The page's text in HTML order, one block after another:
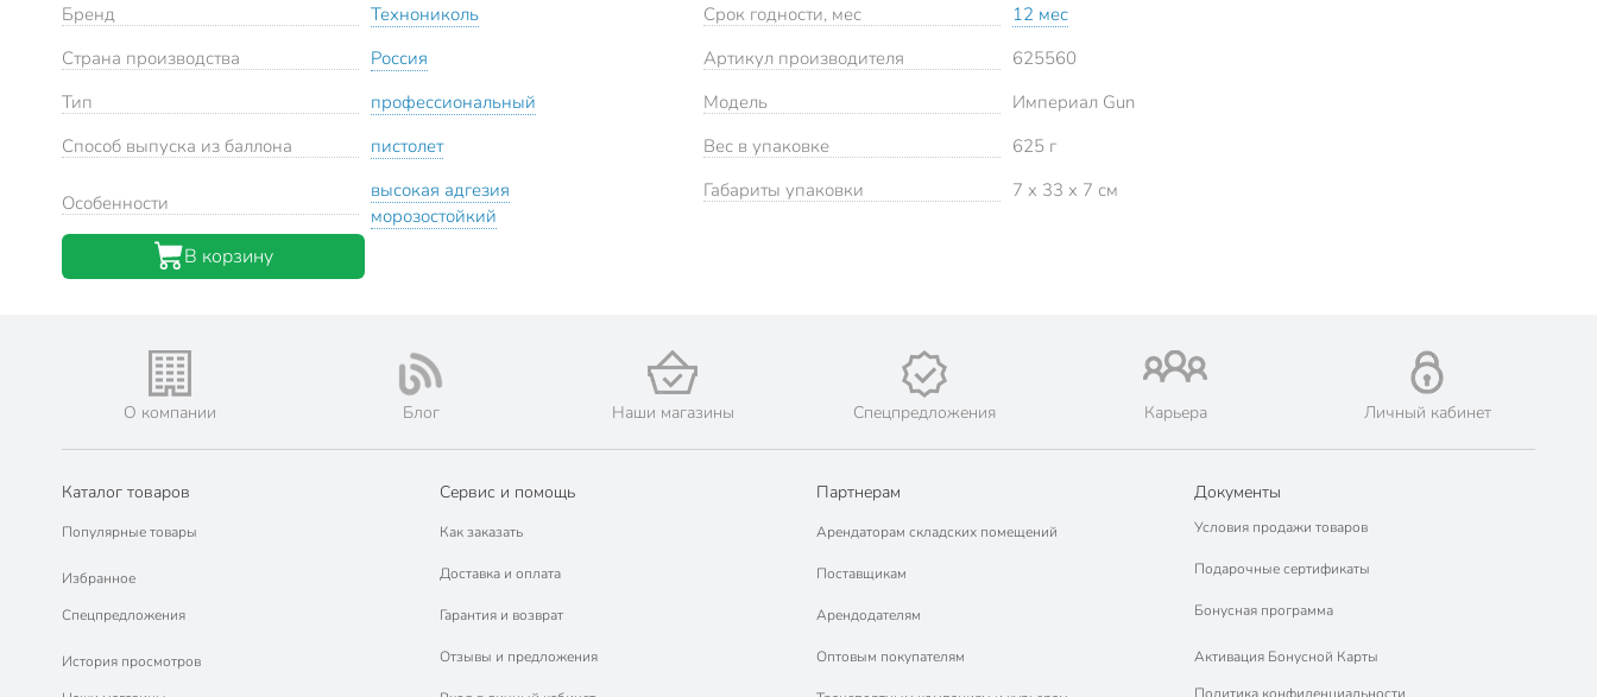
Бренд
Технониколь
Страна производства
Россия
Тип
профессиональный
Способ выпуска из баллона
пистолет
Особенности
высокая адгезия
морозостойкий
Срок годности, мес
12 мес
Артикул производителя
625560
Модель
Империал Gun
Вес в упаковке
625 г
Габариты упаковки
7 x 33 x 7 см
В корзину
О компании Блог Наши магазины Спецпредложения Карьера Личный кабинет
Каталог товаров
Популярные товары
Избранное
Спецпредложения
История просмотров
Сервис и помощь
Как заказать
Доставка и оплата
Гарантия и возврат
Отзывы и предложения
Партнерам
Арендаторам складских помещений
Поставщикам
Арендодателям
Оптовым покупателям
Документы
Условия продажи товаров
Подарочные сертификаты
Бонусная программа
Активация Бонусной Карты